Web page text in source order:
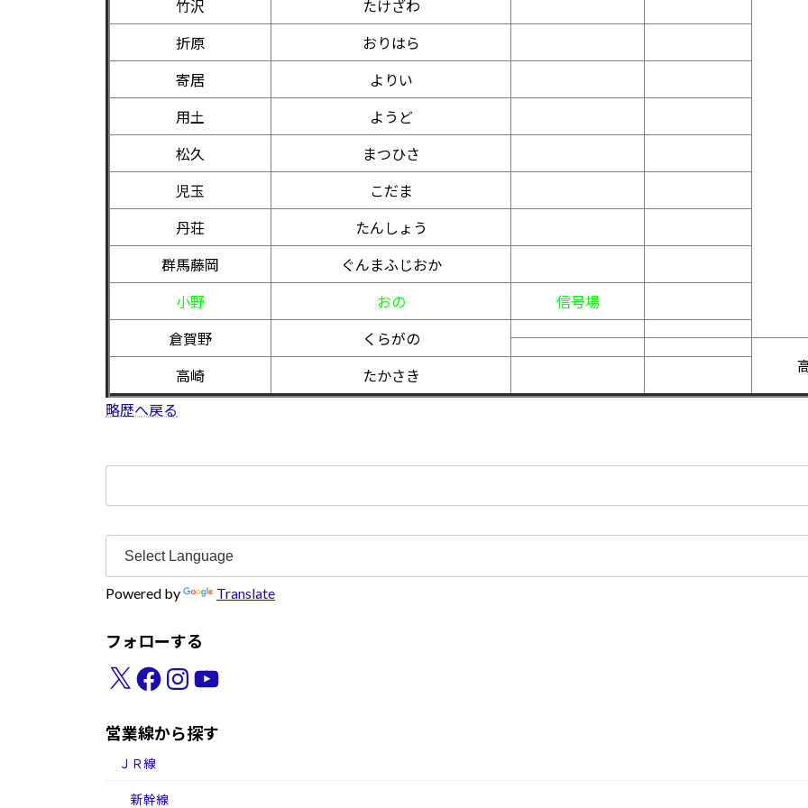
竹沢 たけざわ
折原 おりはら
寄居 よりい
用土 ようど
松久 まつひさ
児玉 こだま
丹荘 たんしょう
群馬藤岡 ぐんまふじおか
小野 おの 信号場
倉賀野
くらがの
高崎
たかさき
略歴へ戻る
Powered by Translate
フォローする
X Facebook
InstagramYouTube
営業線から探す
ＪＲ線
新幹線